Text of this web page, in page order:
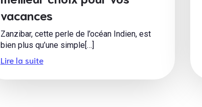
vacances
Zanzibar, cette perle de l’océan Indien, est
bien plus qu’une simple[…]
Lire la suite